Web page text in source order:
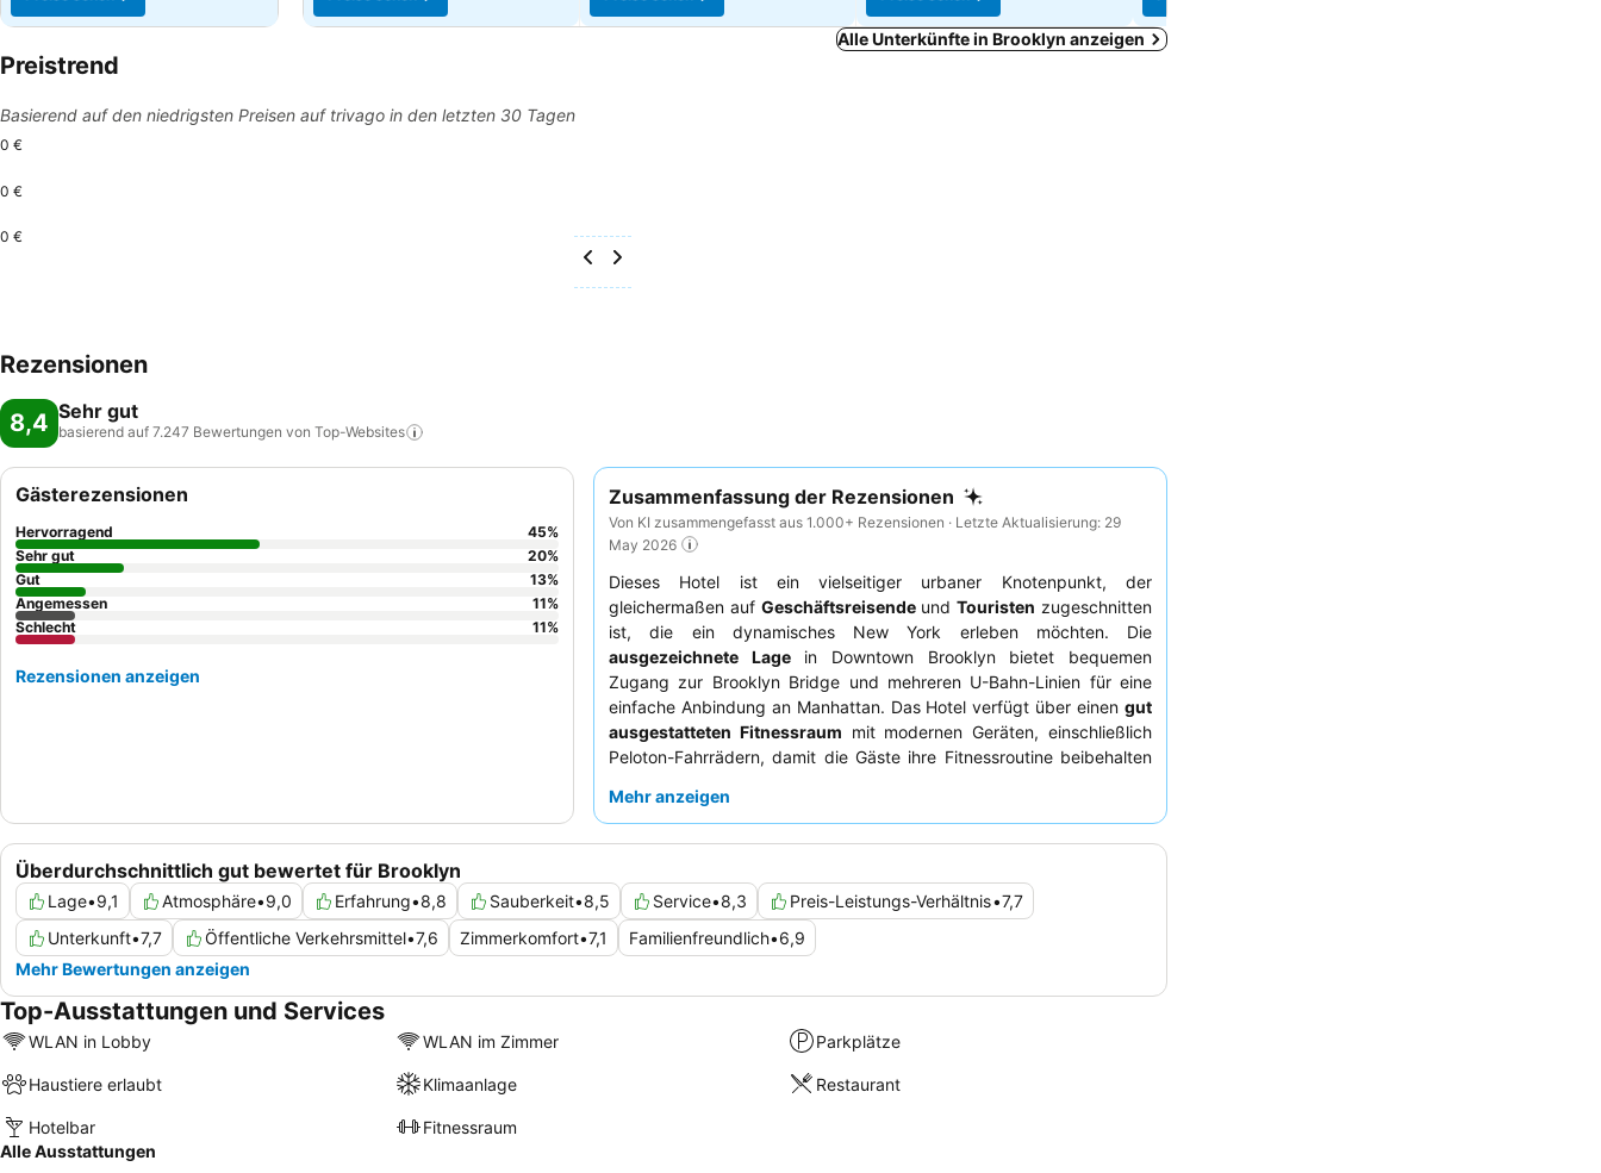
Alle Unterkünfte in Brooklyn anzeigen
Preistrend
Basierend auf den niedrigsten Preisen auf trivago in den letzten 30 Tagen
0 €
0 €
0 €
Rezensionen
8,4 Sehr gut
basierend auf 7.247 Bewertungen von Top-Websites
Zusammenfassung der Rezensionen
Von KI zusammengefasst aus 1.000+ Rezensionen · Letzte Aktualisierung: 29
May 2026
Dieses Hotel ist ein vielseitiger urbaner Knotenpunkt, der
gleichermaßen auf GeschäftsreisendeundTouristen zugeschnitten
ist, die ein dynamisches New York erleben möchten. Die
ausgezeichnete Lagein Downtown Brooklyn bietet bequemen
Zugang zur Brooklyn Bridge und mehreren U-Bahn-Linien für eine
einfache Anbindung an Manhattan. Das Hotel verfügt über einen gut
ausgestatteten Fitnessraum mit modernen Geräten, einschließlich
Peloton-Fahrrädern, damit die Gäste ihre Fitnessroutine beibehalten
und den Service
Mehr anzeigen
Überdurchschnittlich gut bewertet für Brooklyn
Lage•9,1 Atmosphäre•9,0 Erfahrung•8,8 Sauberkeit•8,5 Service•8,3 Preis-Leistungs-Verhältnis•7,7
Unterkunft•7,7 Öffentliche Verkehrsmittel•7,6 Zimmerkomfort•7,1 Familienfreundlich•6,9
Mehr Bewertungen anzeigen
Gästerezensionen
Hervorragend 45%
Sehr gut
20%
Gut
13%
Angemessen
11%
Schlecht
11%
Rezensionen anzeigen
Top-Ausstattungen und Services
WLAN in Lobby WLAN im Zimmer Parkplätze
Haustiere erlaubt Klimaanlage Restaurant
Hotelbar
Fitnessraum
Alle Ausstattungen